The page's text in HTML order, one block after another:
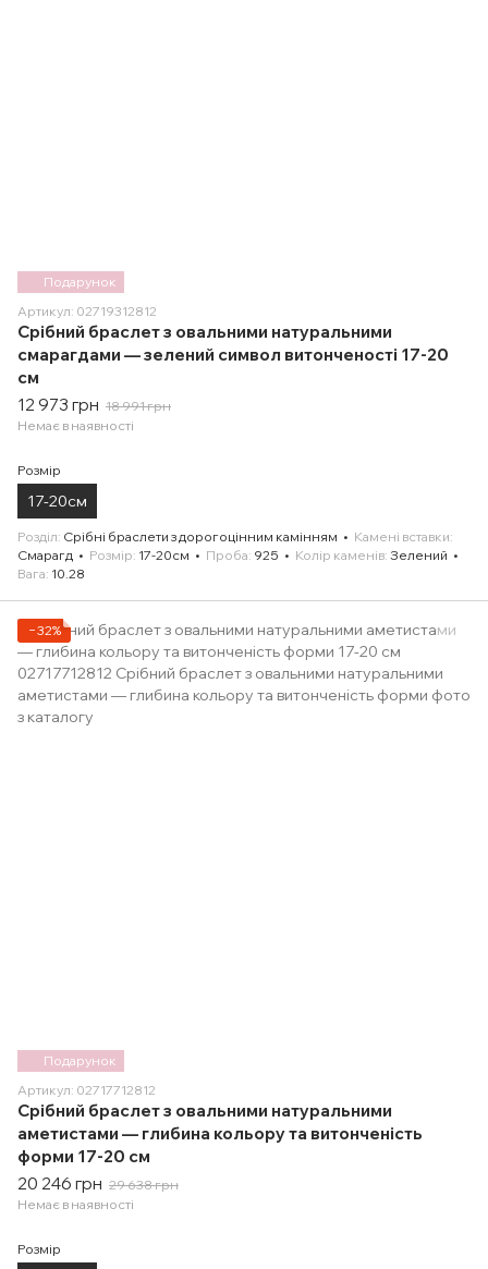
Подарунок
Артикул: 02719312812
Срібний браслет з овальними натуральними
смарагдами — зелений символ витонченості 17-20
см
12 973 грн 18 991 грн
Немає в наявності
Розмір
17-20см
Розділ Срібні браслети з дорогоцінним камінням
Камені вставки
Смарагд
Розмір 17-20см Проба 925 Колір каменів Зелений
Вага 10.28
Подарунок
−32%
Артикул: 02717712812
Срібний браслет з овальними натуральними
аметистами — глибина кольору та витонченість
форми 17-20 см
20 246 грн 29 638 грн
Немає в наявності
Розмір